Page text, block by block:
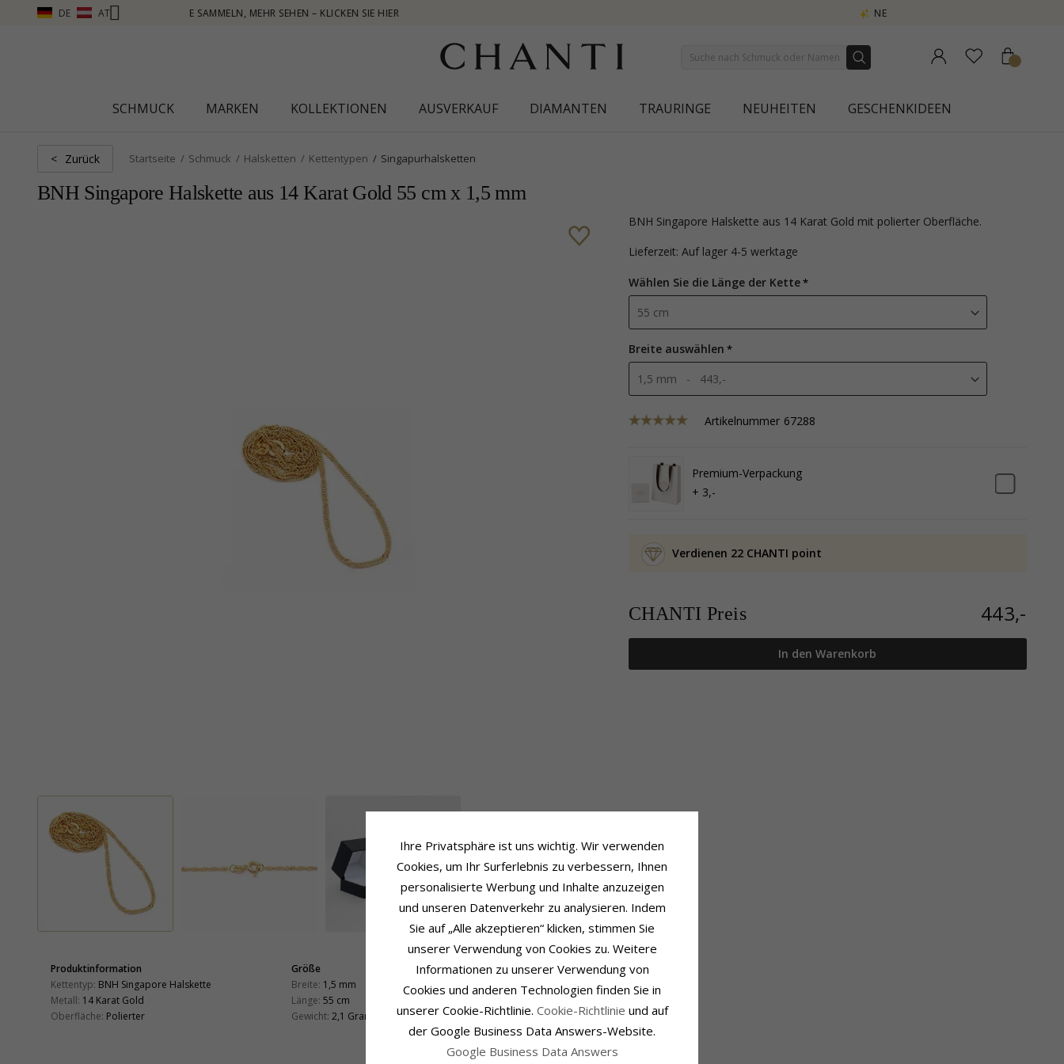
DE AT
– KLICKEN SIE HIER
SCHMUCK MARKEN KOLLEKTIONEN AUSVERKAUF DIAMANTEN TRAURINGE NEUHEITEN GESCHENKIDEEN
< Zurück Startseite Schmuck Halsketten Kettentypen Singapurhalsketten
BNH Singapore Halskette aus 14 Karat Gold 55 cm x 1,5 mm
BNH Singapore Halskette aus 14 Karat Gold mit polierter Oberfläche.
Lieferzeit: Auf lager 4-5 werktage
Wählen Sie die Länge der Kette
Breite auswählen
Artikelnummer 67288
Premium-Verpackung
+ 3,-
Verdienen 22 CHANTI point
CHANTI Preis 443,-
In den Warenkorb
Produktinformation
Kettentyp: BNH Singapore Halskette
Metall: 14 Karat Gold
Oberfläche: Polierter
Größe
Breite: 1,5 mm
Länge: 55 cm
Gewicht: 2,1 Gram
Lieferzeit
Lieferzeit:
4-5 Werktage
VERWANDTE PRODUKTE
Ihre Privatsphäre ist uns wichtig. Wir verwenden
Cookies, um Ihr Surferlebnis zu verbessern, Ihnen
personalisierte Werbung und Inhalte anzuzeigen
und unseren Datenverkehr zu analysieren. Indem
Sie auf „Alle akzeptieren“ klicken, stimmen Sie
unserer Verwendung von Cookies zu. Weitere
Informationen zu unserer Verwendung von
Cookies und anderen Technologien finden Sie in
unserer Cookie-Richtlinie. Cookie-Richtlinie und auf
der Google Business Data Answers-Website.
Google Business Data Answers